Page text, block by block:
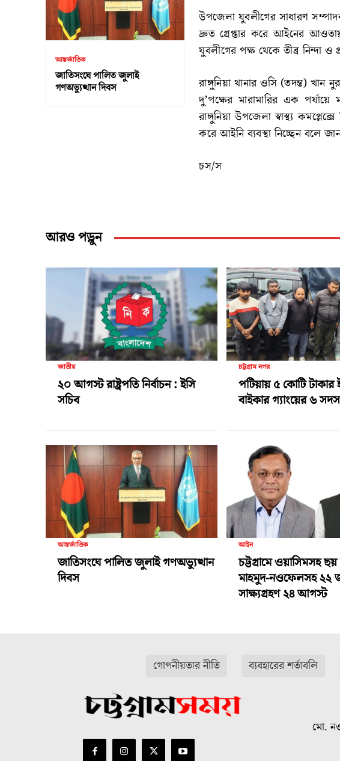
আন্তর্জাতিক
জাতিসংঘে পালিত জুলাই
গণঅভ্যুত্থান দিবস
উপজেলা যুবলীগের সাধারণ
দ্রুত গ্রেপ্তার করে আইনের
যুবলীগের পক্ষ থেকে তীব্র নিন্দা ও
রাঙ্গুনিয়া থানার ওসি (তদন্ত) খান
দু’পক্ষের মারামারির এক
রাঙ্গুনিয়া উপজেলা স্বাস্থ্য
করে আইনি ব্যবস্থা নিচ্ছেন বলে
চস/স
আরও পড়ুন
জাতীয়
২০ আগস্ট রাষ্ট্রপতি নির্বাচন : ইসি
সচিব
চট্টগ্রাম নগর
পটিয়ায় ৫ কোটি টাকার
বাইকার গ্যাংয়ের ৬ সদস্য
আন্তর্জাতিক
জাতিসংঘে পালিত জুলাই গণঅভ্যুত্থান
দিবস
আইন
চট্টগ্রামে ওয়াসিমসহ ছয়
মাহমুদ-নওফেলসহ ২২
সাক্ষ্যগ্রহণ ২৪ আগস্ট
গোপনীয়তার নীতি ব্যবহারের শর্তাবলি
মো.